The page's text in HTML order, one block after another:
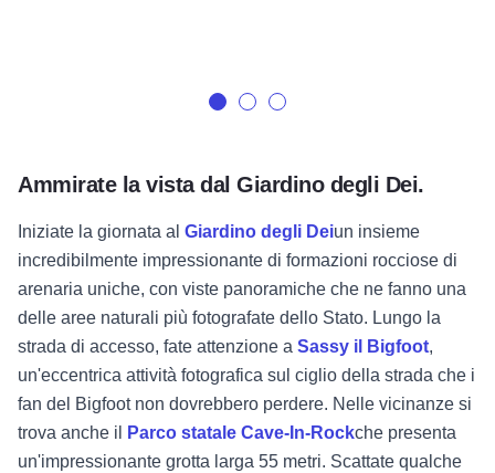
Ammirate la vista dal Giardino degli Dei.
Iniziate la giornata al Giardino degli Deiun insieme
incredibilmente impressionante di formazioni rocciose di
arenaria uniche, con viste panoramiche che ne fanno una
delle aree naturali più fotografate dello Stato. Lungo la
strada di accesso, fate attenzione a Sassy il Bigfoot,
un'eccentrica attività fotografica sul ciglio della strada che i
fan del Bigfoot non dovrebbero perdere. Nelle vicinanze si
trova anche il
Parco statale Cave-In-Rockche presenta
un'impressionante grotta larga 55 metri. Scattate qualche